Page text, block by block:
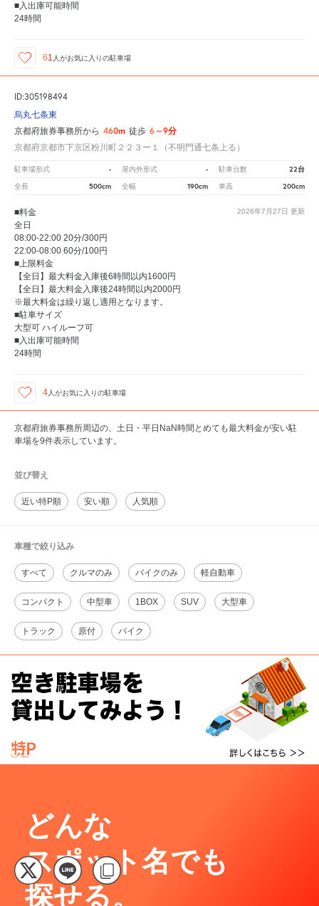
■入出庫可能時間
24時間
61 人がお気に入りの駐車場
ID:305198494
烏丸七条東
京都府旅券事務所から 460m 徒歩 6～9分
京都府京都市下京区粉川町２２３ー１（不明門通七条上る）
駐車場形式 - 屋内外形式 - 駐車台数 22台
全長 500cm 全幅 190cm 車高 200cm
2026年7月27日 更新
■料金
全日
08:00-22:00 20分/300円
22:00-08:00 60分/100円
■上限料金
【全日】最大料金入庫後6時間以内1600円
【全日】最大料金入庫後24時間以内2000円
※最大料金は繰り返し適用となります。
■駐車サイズ
大型可 ハイルーフ可
■入出庫可能時間
24時間
4人がお気に入りの駐車場
京都府旅券事務所周辺の、土日・平日NaN時間とめても最大料金が安い駐
車場を9件表示しています。
並び替え
近い特P順 安い順 人気順
車種で絞り込み
すべて クルマのみ バイクのみ 軽自動車
コンパクト 中型車 1BOX SUV 大型車
トラック 原付 バイク
どんな
スポット名でも
探せる。